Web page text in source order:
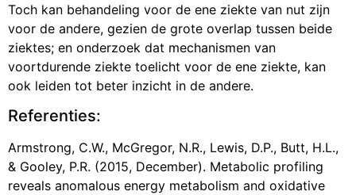
Toch kan behandeling voor de ene ziekte van nut zijn
voor de andere, gezien de grote overlap tussen beide
ziektes; en onderzoek dat mechanismen van
voortdurende ziekte toelicht voor de ene ziekte, kan
ook leiden tot beter inzicht in de andere.
Referenties:
Armstrong, C.W., McGregor, N.R., Lewis, D.P., Butt, H.L.,
& Gooley, P.R. (2015, December). Metabolic profiling
reveals anomalous energy metabolism and oxidative